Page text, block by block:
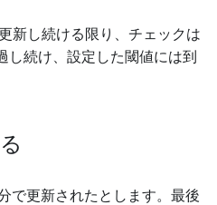
新し続ける限り、チェックは
し続け、設定した閾値には到
で更新されたとします。最後